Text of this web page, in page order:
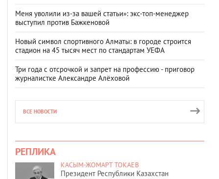
Меня уволили из-за вашей статьи»: экс-топ-менеджер
выступил против Бажкеновой
Новый символ спортивного Алматы: в городе строится
стадион на 45 тысяч мест по стандартам УЕФА
Три года с отсрочкой и запрет на профессию - приговор
журналистке Александре Алёховой
ВСЕ НОВОСТИ
РЕПЛИКА
КАСЫМ-ЖОМАРТ ТОКАЕВ
Президент Республики Казахстан